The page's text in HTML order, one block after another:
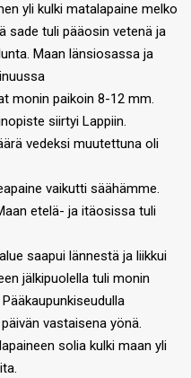
yli kulki matalapaine melko
sade tuli pääosin vetenä ja
Maan länsiosassa ja
monin paikoin 8-12 mm.
siirtyi Lappiin.
vedeksi muutettuna oli
vaikutti säähämme.
etelä- ja itäosissa tuli
saapui lännestä ja liikkui
jälkipuolella tuli monin
vastaisena yönä.
solia kulki maan yli